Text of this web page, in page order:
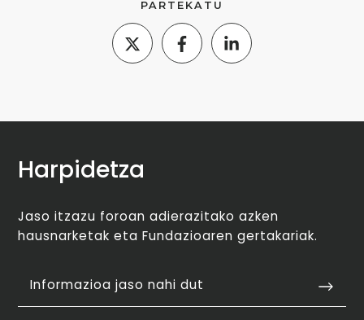
PARTEKATU
Harpidetza
Jaso itzazu foroan adierazitako azken
hausnarketak eta Fundazioaren gertakariak.
Informazioa jaso nahi dut